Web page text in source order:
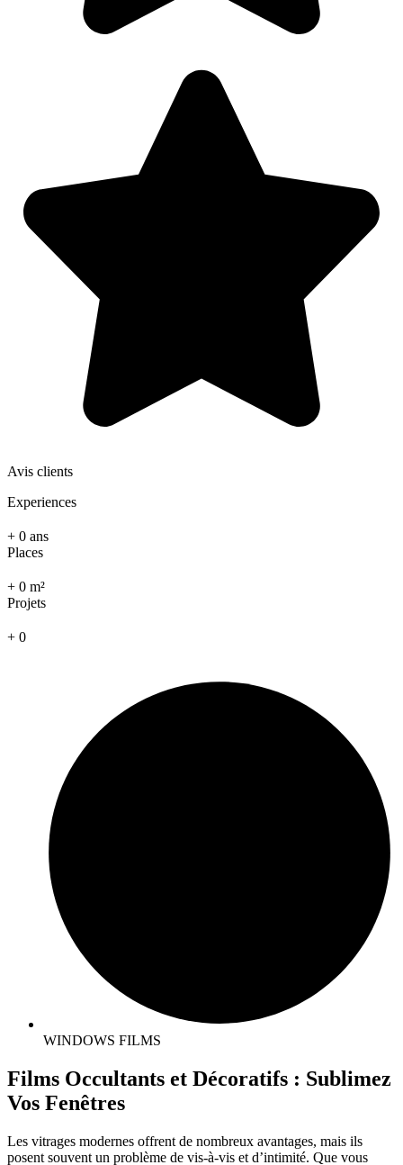
Avis clients
Experiences
+ 0 ans
Places
+ 0 m²
Projets
+ 0
WINDOWS FILMS​
Films Occultants et Décoratifs : Sublimez
Vos Fenêtres
Les vitrages modernes offrent de nombreux avantages, mais ils
posent souvent un problème de vis-à-vis et d’intimité. Que vous